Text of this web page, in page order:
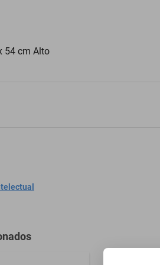
54 cm Alto
Decolamp Ideal Para Lectura Negra